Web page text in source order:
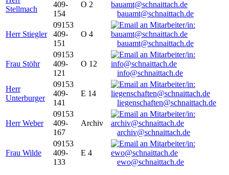
Stellmach
409-
154
O 2
bauamt@schnaittach.de
Herr Stiegler
09153
409-
151
O 4
bauamt@schnaittach.de
Frau Stöhr
09153
409-
121
O 12
info@schnaittach.de
Herr
Unterburger
09153
409-
141
E 14
liegenschaften@schnaittach.de
Herr Weber
09153
409-
167
Archiv
archiv@schnaittach.de
Frau Wilde
09153
409-
133
E 4
ewo@schnaittach.de